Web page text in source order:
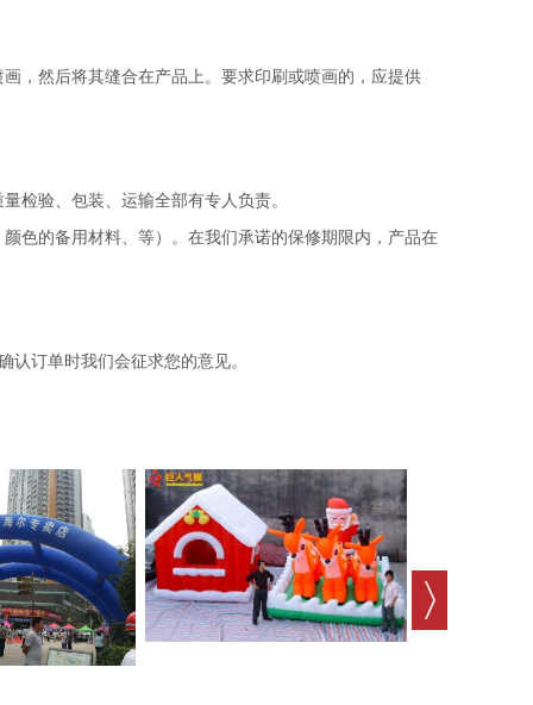
，然后将其缝合在产品上。要求印刷或喷画的，应提供
检验、包装、运输全部有专人负责。
色的备用材料、等）。在我们承诺的保修期限内，产品在
订单时我们会征求您的意见。